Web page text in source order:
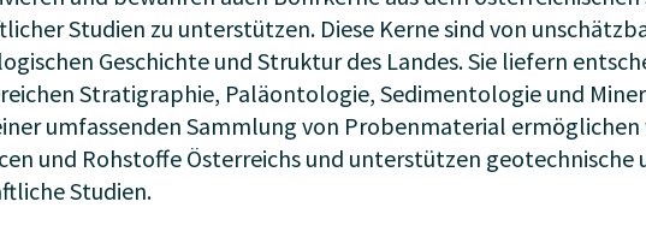
Studien zu unterstützen. Diese Kerne sind von
Geschichte und Struktur des Landes. Sie liefern
Stratigraphie, Paläontologie, Sedimentologie und
umfassenden Sammlung von Probenmaterial ermöglichen
und Rohstoffe Österreichs und unterstützen geotechnische
Studien.